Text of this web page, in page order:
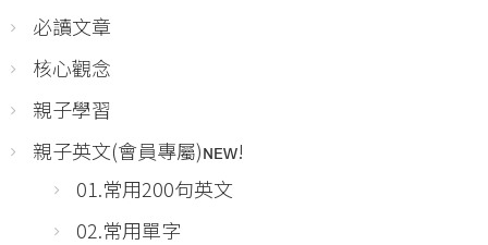
必讀文章
核心觀念
親子學習
親子英文(會員專屬)ɴᴇᴡ!
01.常用200句英文
02.常用單字